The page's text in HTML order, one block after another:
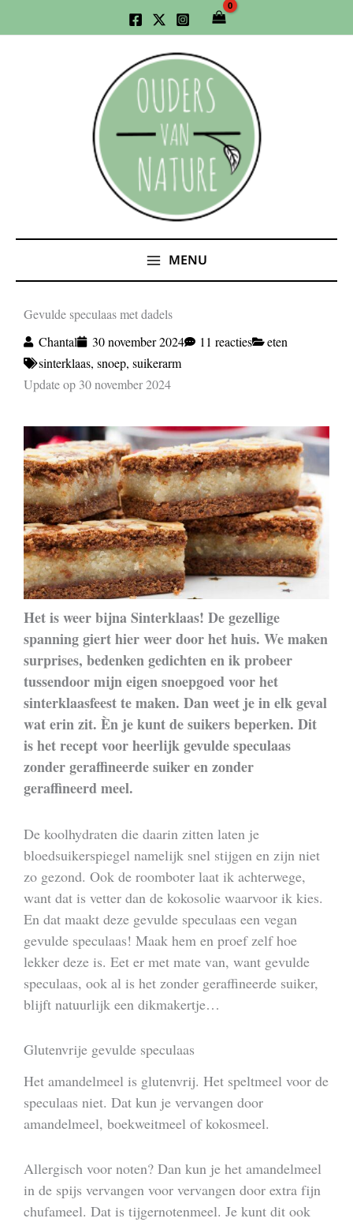
naar
MENU
Gevulde speculaas met dadels
Chantal
30 november 2024 11 reacties
eten
sinterklaas, snoep, suikerarm
Update op 30 november 2024
Het is weer bijna Sinterklaas! De gezellige
spanning giert hier weer door het huis. We maken
surprises, bedenken gedichten en ik probeer
tussendoor mijn eigen snoepgoed voor het
sinterklaasfeest te maken. Dan weet je in elk geval
wat erin zit. Èn je kunt de suikers beperken. Dit
is het recept voor heerlijk gevulde speculaas
zonder geraffineerde suiker en zonder
geraffineerd meel.
De koolhydraten die daarin zitten laten je
bloedsuikerspiegel namelijk snel stijgen en zijn niet
zo gezond. Ook de roomboter laat ik achterwege,
want dat is vetter dan de kokosolie waarvoor ik kies.
En dat maakt deze gevulde speculaas een vegan
gevulde speculaas! Maak hem en proef zelf hoe
lekker deze is. Eet er met mate van, want gevulde
speculaas, ook al is het zonder geraffineerde suiker,
blijft natuurlijk een dikmakertje…
Glutenvrije gevulde speculaas
Het amandelmeel is glutenvrij. Het speltmeel voor de
speculaas niet. Dat kun je vervangen door
amandelmeel, boekweitmeel of kokosmeel.
Allergisch voor noten? Dan kun je het amandelmeel
in de spijs vervangen voor vervangen door extra fijn
chufameel. Dat is tijgernotenmeel. Je kunt dit ook